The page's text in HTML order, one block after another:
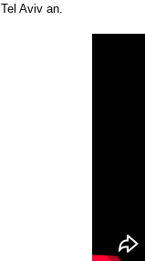
Tel Aviv an.